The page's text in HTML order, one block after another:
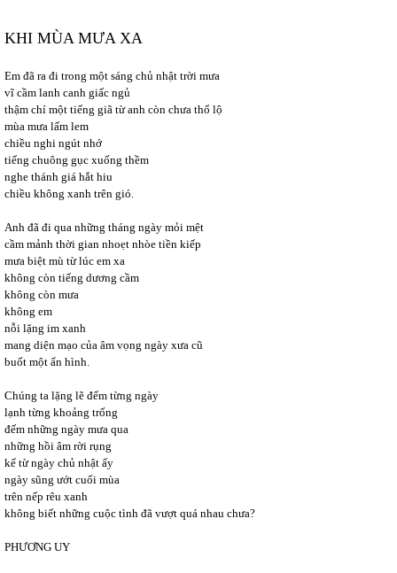
KHI MÙA MƯA XA
Em đã ra đi trong một sáng chủ nhật trời mưa
vĩ cầm lanh canh giấc ngủ
thậm chí một tiếng giã từanh còn chưa thổ lộ
mùa mưa lấm lem
chiều nghi ngút nhớ
tiếng chuông gục xuống thềm
nghe thánh giá hắt hiu
chiều không xanh trên gió.
Anh đã đi qua những tháng ngày mỏi mệt
cầm mảnh thời gian nhoẹt nhòe tiền kiếp
mưa biệt mù từ lúc em xa
không còn tiếng dương cầm
không còn mưa
không em
nỗi lặng im xanh
mang diện mạo của âm vọng ngày xưa cũ
buốt một ẩn hình.
Chúng ta lặng lẽ đếm từng ngày
lạnh từng khoảng trống
đếm những ngày mưa qua
những hồi âm rời rụng
kể từ ngày chủ nhật ấy
ngày sũng ướt cuối mùa
trên nếp rêu xanh
không biết những cuộc tình đã vượt quá nhau chưa?
PHƯƠNG UY